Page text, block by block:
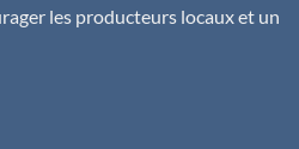
les producteurs locaux et un